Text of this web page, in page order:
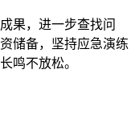
果，进一步查找问
储备，坚持应急演练
鸣不放松。